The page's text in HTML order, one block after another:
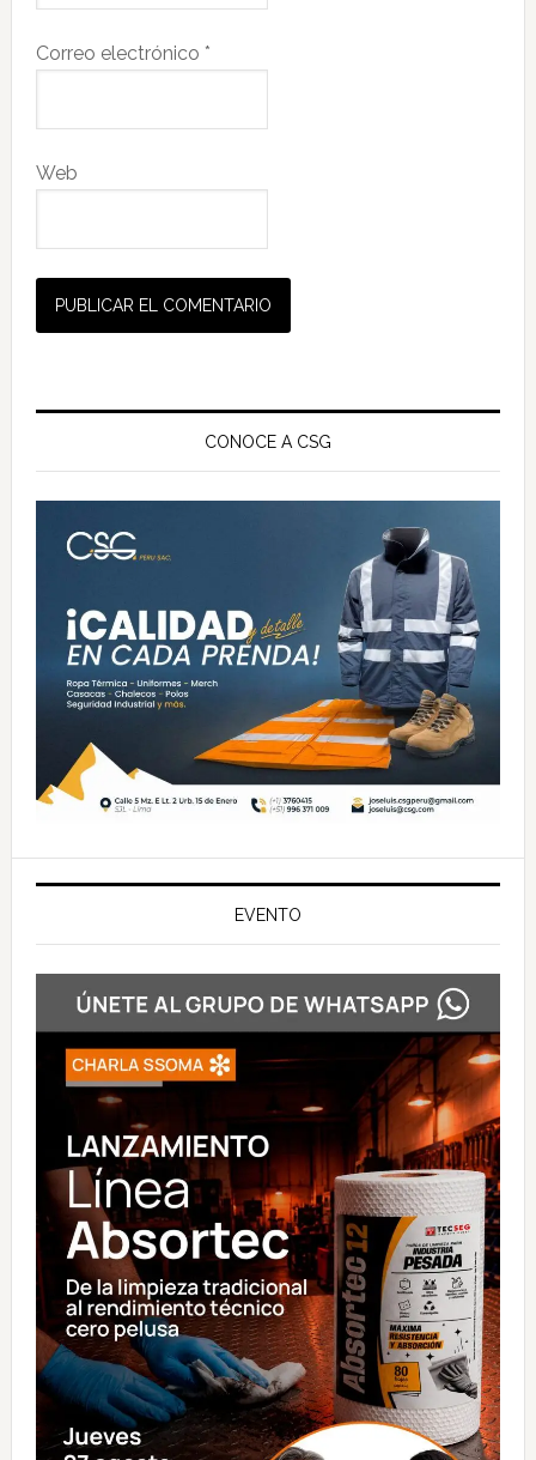
Correo electrónico *
Web
Barra
principal
CONOCE A CSG
EVENTO